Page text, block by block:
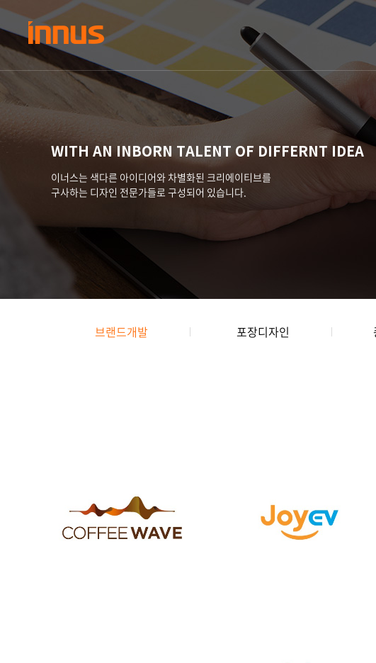
WITH AN INBORN TALENT OF DIFFERNT IDEA
이너스는 색다른 아이디어와 차별화된 크리에이티브를
구사하는 디자인 전문가들로 구성되어 있습니다.
브랜드개발 포장디자인
BRAND IDENTITY
COFFEEWAVE 브랜드
디자인
BRAND IDENTITY
JOYEV 브랜드 디자인